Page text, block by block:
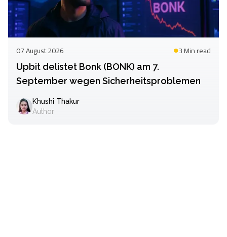
07 August 2026 3 Minread
Upbit delistet Bonk (BONK) am 7.
September wegen Sicherheitsproblemen
Khushi Thakur
Author